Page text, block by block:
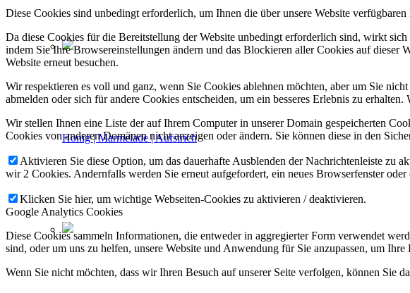
Honig | Marmelade | Aufstrich
Diese Cookies sind unbedingt erforderlich, um Ihnen die über unsere Website
Da diese Cookies für die Bereitstellung der Website unbedingt erforderlich sind, wirkt
indem Sie Ihre Browsereinstellungen ändern und das Blockieren aller Cookies auf
Website erneut besuchen.
Wir respektieren es voll und ganz, wenn Sie Cookies ablehnen möchten, aber um Sie
abmelden oder sich für andere Cookies entscheiden, um ein besseres Erlebnis zu
Wir stellen Ihnen eine Liste der auf Ihrem Computer in unserer Domain gespeicherten
Cookies von anderen Domänen nicht anzeigen oder ändern. Sie können diese in den
Aktivieren Sie diese Option, um das dauerhafte Ausblenden der Nachrichtenleiste zu
wir 2 Cookies. Andernfalls werden Sie erneut aufgefordert, ein neues Browserfenster oder
Klicken Sie hier, um wichtige Webseiten-Cookies zu aktivieren / deaktivieren.
Google Analytics Cookies
Diese Cookies sammeln Informationen, die entweder in aggregierter Form verwendet
sind, oder um uns zu helfen, unsere Website und Anwendung für Sie anzupassen, um Ihre
Wenn Sie nicht möchten, dass wir Ihren Besuch auf unserer Seite verfolgen, können Sie